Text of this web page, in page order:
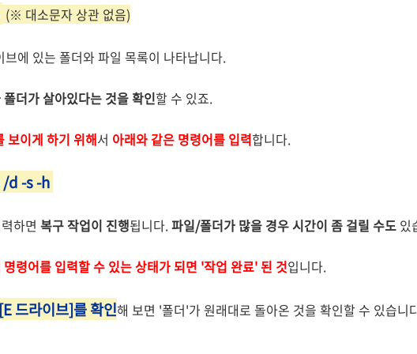
(※ 대소문자 상관 없음)
브에 있는 폴더와 파일 목록이 나타납니다.
더가 살아있다는 것을 확인할 수 있죠.
보이게 하기 위해서 아래와 같은 명령어를 입력합니다.
-s -h
하면 복구 작업이 진행됩니다.파일/폴더가 많을 경우 시간이 좀 걸릴 수도 있
명령어를 입력할 수 있는 상태가 되면 '작업 완료' 된 것입니다.
드라이브]를 확인해 보면 '폴더'가 원래대로 돌아온 것을 확인할 수 있습니